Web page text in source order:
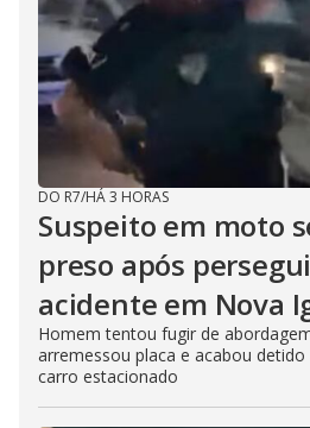
DO R7/HÁ 3 HORAS
Suspeito em moto
preso após
acidente em Nova
Homem tentou fugir de
arremessou placa e acabou
carro estacionado